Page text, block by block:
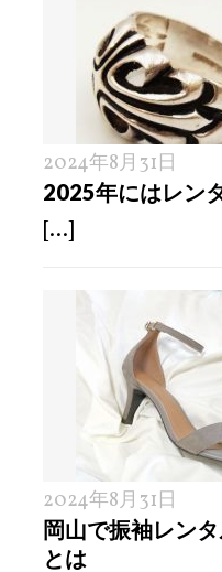
2024年8月31日
2025年にはレン
[...]
2024年8月31日
岡山で振袖レン
とは